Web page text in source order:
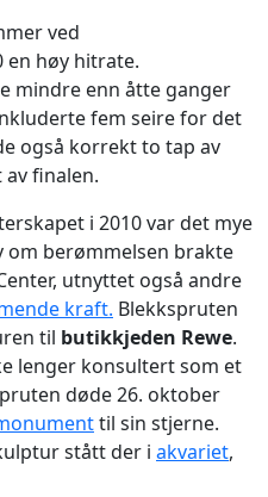
ved
en høy hitrate.
mindre enn åtte ganger
fem seire for det
også korrekt to tap av
finalen.
i 2010 var det mye
om berømmelsen brakte
utnyttet også andre
kraft. Blekkspruten
til butikkjeden Rewe.
lenger konsultert som et
døde 26. oktober
til sin stjerne.
stått der i akvariet,